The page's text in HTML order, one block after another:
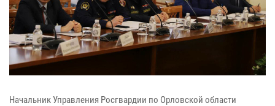
Начальник Управления Росгвардии по Орловской области